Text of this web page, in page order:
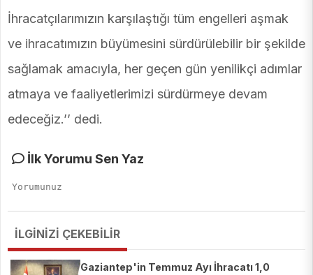
İhracatçılarımızın karşılaştığı tüm engelleri aşmak
ve ihracatımızın büyümesini sürdürülebilir bir şekilde
sağlamak amacıyla, her geçen gün yenilikçi adımlar
atmaya ve faaliyetlerimizi sürdürmeye devam
edeceğiz.’’ dedi.
İlk Yorumu Sen Yaz
İLGİNİZİ ÇEKEBİLİR
Gaziantep'in Temmuz Ayı İhracatı 1,0